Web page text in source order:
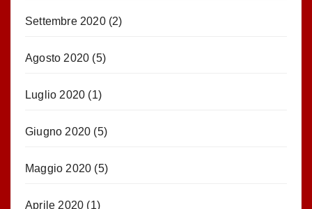
Settembre 2020(2)
Agosto 2020 (5)
Luglio 2020 (1)
Giugno 2020 (5)
Maggio 2020 (5)
Aprile 2020 (1)